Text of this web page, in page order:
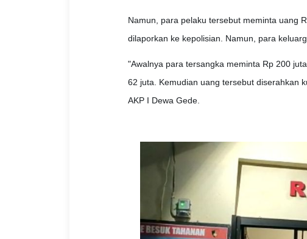
Namun, para pelaku tersebut meminta uang
dilaporkan ke kepolisian. Namun, para
"Awalnya para tersangka meminta Rp 200
62 juta. Kemudian uang tersebut diserahkan
AKP I Dewa Gede.